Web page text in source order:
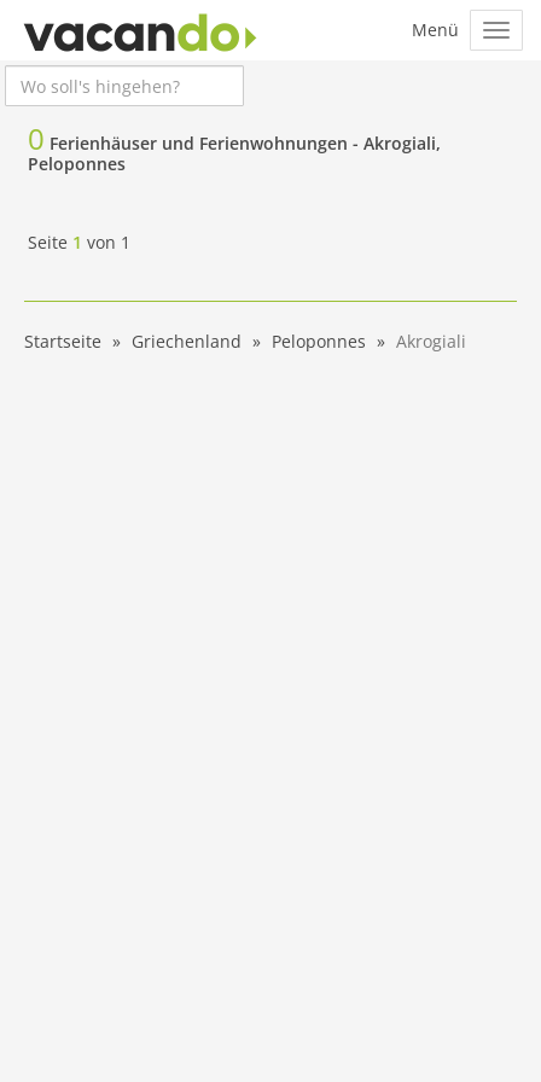
0 Ferienhäuser und Ferienwohnungen - Akrogiali,
Peloponnes
Seite 1 von 1
Startseite Griechenland Peloponnes Akrogiali